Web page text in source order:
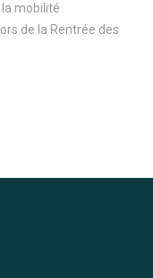
mobilité
de la Rentrée des